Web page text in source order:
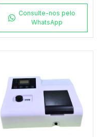
Consulte-nos pelo
WhatsApp